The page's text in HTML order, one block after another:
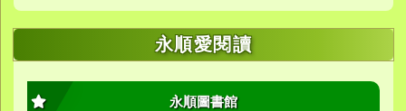
永順愛閱讀
永順圖書館